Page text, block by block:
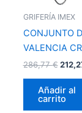
GRIFERÍA IMEX
CONJUNTO
VALENCIA
286,77€
Añadir al
carrito